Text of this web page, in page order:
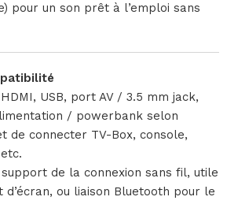
pour un son prêt à l’emploi sans
USB, port AV / 3.5 mm jack,
/ powerbank selon
de connecter TV-Box, console,
support de la connexion sans fil, utile
ou liaison Bluetooth pour le